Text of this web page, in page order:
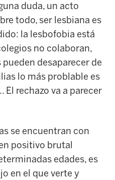
duda, un acto
todo, ser lesbiana es
la lesbofobia está
no colaboran,
pueden desaparecer de
lo más problable es
El rechazo va a parecer
se encuentran con
positivo brutal
edades, es
en el que verte y